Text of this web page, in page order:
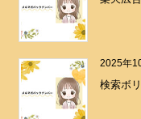
2025年
検索ボ